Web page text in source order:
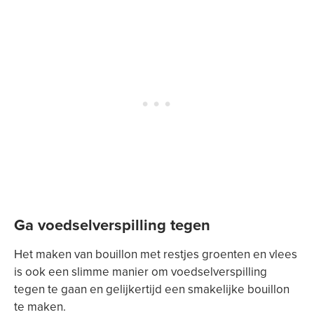
Ga voedselverspilling tegen
Het maken van bouillon met restjes groenten en vlees
is ook een slimme manier om voedselverspilling
tegen te gaan en gelijkertijd een smakelijke bouillon
te maken.